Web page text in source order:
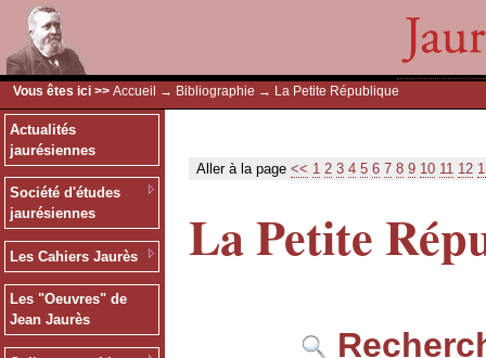
Vous êtes ici >> Accueil → Bibliographie → La Petite République
Actualités
jaurésiennes
Société d'études
jaurésiennes
Les Cahiers Jaurès
Les "Oeuvres" de
Jean Jaurès
Aller à la page << 1 2 3 4 5 6 7 8 9 10 11 12
La Petite